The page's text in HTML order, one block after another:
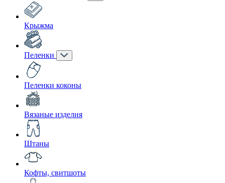
Крыжма
Пеленки
Пеленки коконы
Вязаные изделия
Штаны
Кофты, свитшоты